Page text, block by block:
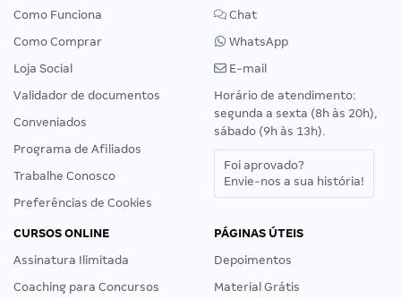
Como Funciona
Como Comprar
Loja Social
Validador de documentos
Conveniados
Programa de Afiliados
Trabalhe Conosco
Preferências de Cookies
Chat
WhatsApp
E-mail
Horário de atendimento:
segunda a sexta (8h às 20h),
sábado (9h às 13h).
Foi aprovado?
Envie-nos a sua história!
CURSOS ONLINE
Assinatura Ilimitada
Coaching para Concursos
PÁGINAS ÚTEIS
Depoimentos
Material Grátis